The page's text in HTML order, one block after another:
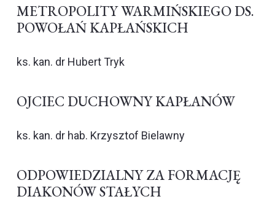
METROPOLITY WARMIŃSKIEGO DS.
POWOŁAŃ KAPŁAŃSKICH
ks. kan. dr Hubert Tryk
OJCIEC DUCHOWNY KAPŁANÓW
ks. kan. dr hab. Krzysztof Bielawny
ODPOWIEDZIALNY ZA FORMACJĘ
DIAKONÓW STAŁYCH